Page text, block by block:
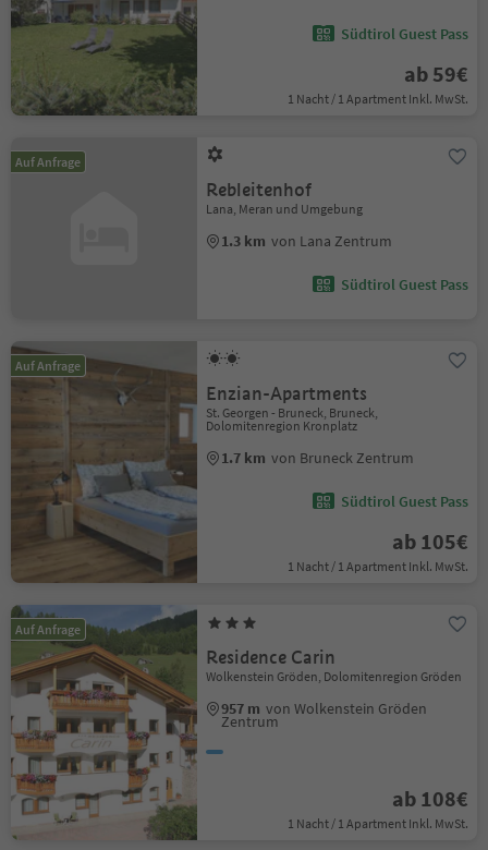
Südtirol Guest Pass
ab 59€
1 Nacht / 1 Apartment Inkl. MwSt.
Auf Anfrage
Rebleitenhof
Lana, Meran und Umgebung
1.3 km von Lana Zentrum
Südtirol Guest Pass
Auf Anfrage
Enzian-Apartments
St. Georgen - Bruneck, Bruneck,
Dolomitenregion Kronplatz
1.7 km von Bruneck Zentrum
Südtirol Guest Pass
ab 105€
1 Nacht / 1 Apartment Inkl. MwSt.
Auf Anfrage
Residence Carin
Wolkenstein Gröden, Dolomitenregion Gröden
957 m von Wolkenstein Gröden
Zentrum
ab 108€
1 Nacht / 1 Apartment Inkl. MwSt.